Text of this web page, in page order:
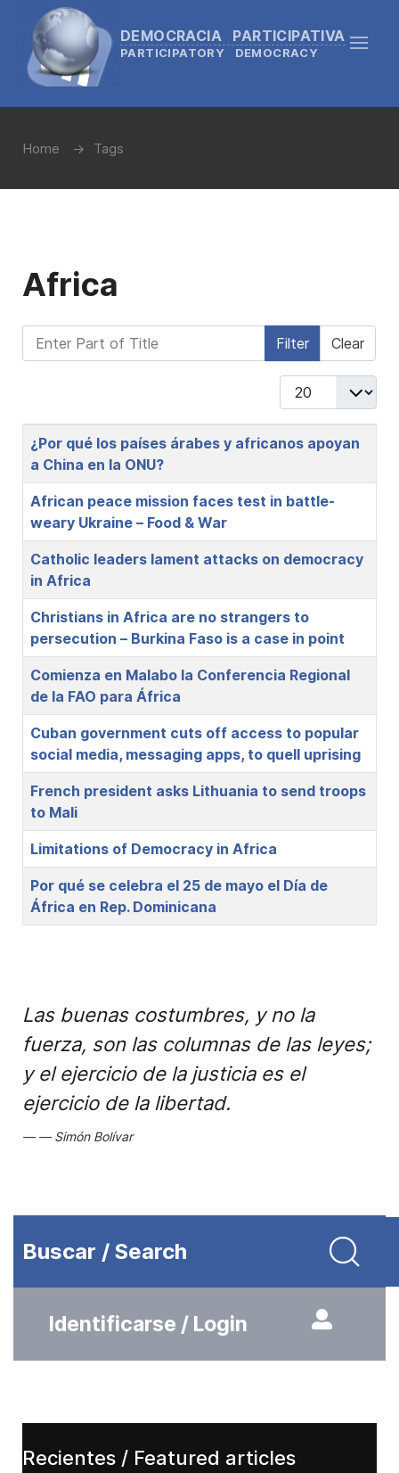
DEMOCRACIA PARTICIPATIVA
PARTICIPATORY DEMOCRACY
Home Tags
Africa
Enter Part of Title Filter Clear
Display #
Title
¿Por qué los países árabes y africanos apoyan
a China en la ONU?
African peace mission faces test in battle-
weary Ukraine – Food & War
Catholic leaders lament attacks on democracy
in Africa
Christians in Africa are no strangers to
persecution – Burkina Faso is a case in point
Comienza en Malabo la Conferencia Regional
de la FAO para África
Cuban government cuts off access to popular
social media, messaging apps, to quell uprising
French president asks Lithuania to send troops
to Mali
Limitations of Democracy in Africa
Por qué se celebra el 25 de mayo el Día de
África en Rep. Dominicana
Las buenas costumbres, y no la
fuerza, son las columnas de las leyes;
y el ejercicio de la justicia es el
ejercicio de la libertad.
Simón Bolívar
Buscar / Search
Identificarse / Login
Recientes / Featured articles